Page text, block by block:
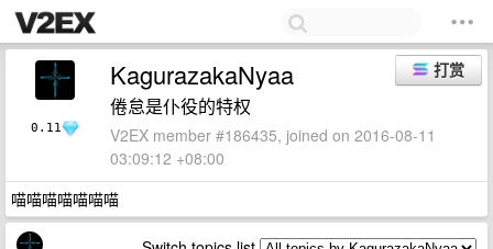
0.11
打赏
KagurazakaNyaa
倦怠是仆役的特权
V2EX member #186435, joined on 2016-08-11
03:09:12 +08:00
喵喵喵喵喵喵喵